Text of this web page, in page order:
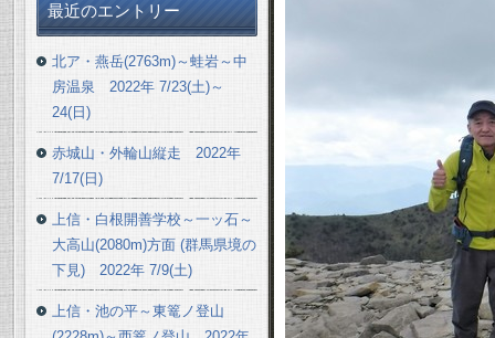
最近のエントリー
北ア・燕岳(2763m)～蛙岩～中
房温泉 2022年 7/23(土)～
24(日)
赤城山・外輪山縦走 2022年
7/17(日)
上信・白根開善学校～一ッ石～
大高山(2080m)方面 (群馬県境の
下見) 2022年 7/9(土)
上信・池の平～東篭ノ登山